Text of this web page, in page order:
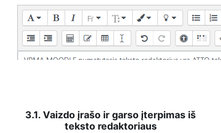
3.1. Vaizdo įrašo ir garso įterpimas iš
teksto redaktoriaus